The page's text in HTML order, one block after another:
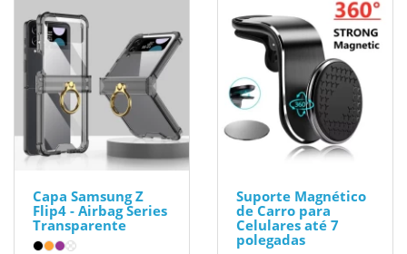
Capa Samsung Z
Flip4 - Airbag Series
Transparente
Suporte Magnético
de Carro para
Celulares até 7
polegadas